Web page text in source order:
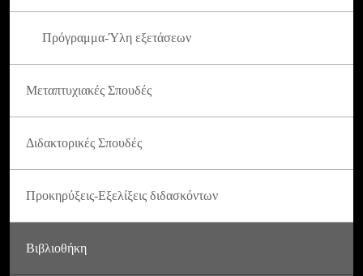
Πρόγραμμα-Ύλη εξετάσεων
Μεταπτυχιακές Σπουδές
Διδακτορικές Σπουδές
Προκηρύξεις-Εξελίξεις διδασκόντων
Βιβλιοθήκη